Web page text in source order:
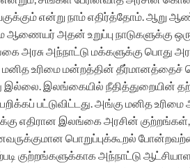
என்று நாம் எதிர்த்தோம். ஆறு
அதன் உறுப்பு நாடுகளுக்கு
அரசு அந்நாட்டு மக்களுக்கு பொது
மனித உரிமை மன்றத்தின்
இலங்கையில் நீதித்துறையின்
பட்டுவிட்டது. அங்கு மனித உரிமை
எதிரான இலங்கை அரசின்
பொறுப்புக்கூறல்
குற்றங்களுக்காக அந்நாட்டு